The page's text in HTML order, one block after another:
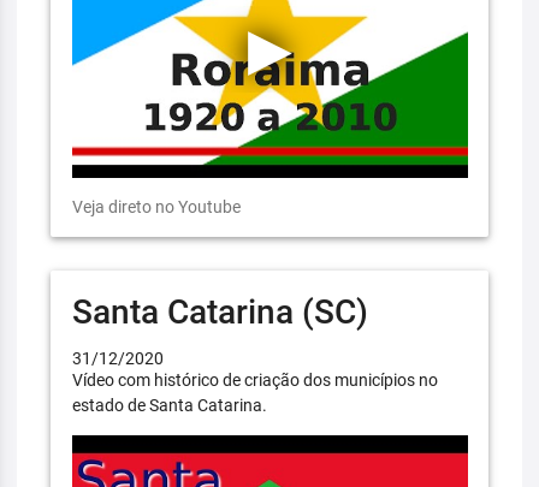
Veja direto no Youtube
Santa Catarina (SC)
31/12/2020
Vídeo com histórico de criação dos municípios no
estado de Santa Catarina.